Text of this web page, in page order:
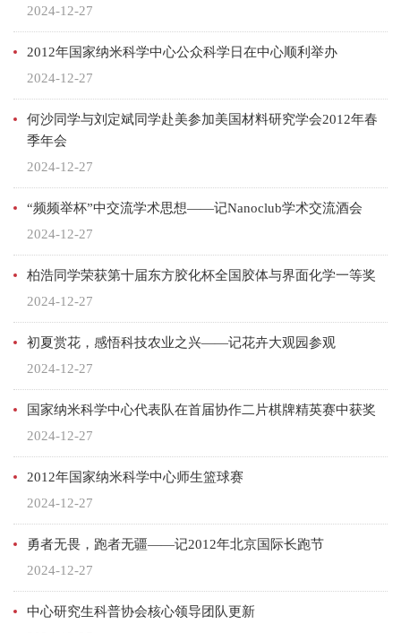
2024-12-27
2012年国家纳米科学中心公众科学日在中心顺利举办
2024-12-27
何沙同学与刘定斌同学赴美参加美国材料研究学会2012年春
季年会
2024-12-27
“频频举杯”中交流学术思想——记Nanoclub学术交流酒会
2024-12-27
柏浩同学荣获第十届东方胶化杯全国胶体与界面化学一等奖
2024-12-27
初夏赏花，感悟科技农业之兴——记花卉大观园参观
2024-12-27
国家纳米科学中心代表队在首届协作二片棋牌精英赛中获奖
2024-12-27
2012年国家纳米科学中心师生篮球赛
2024-12-27
勇者无畏，跑者无疆——记2012年北京国际长跑节
2024-12-27
中心研究生科普协会核心领导团队更新